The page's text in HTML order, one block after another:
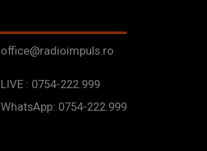
office@radioimpuls.ro
LIVE : 0754-222.999
WhatsApp: 0754-222.999